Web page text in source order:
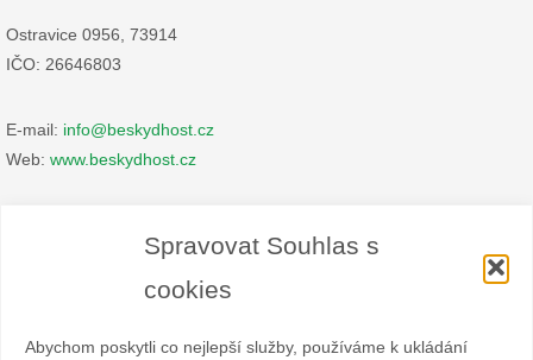
Spravovat Souhlas s
cookies
Abychom poskytli co nejlepší služby, používáme k ukládání
Ostravice 0956, 73914
IČO: 26646803
E-mail: info@beskydhost.cz
Web: www.beskydhost.cz